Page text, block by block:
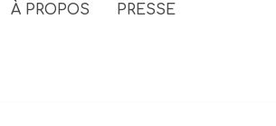
À PROPOS PRESSE